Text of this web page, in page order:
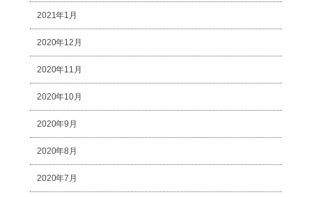
2021年1月
2020年12月
2020年11月
2020年10月
2020年9月
2020年8月
2020年7月